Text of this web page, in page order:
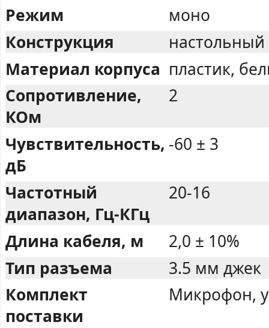
Режим
моно
Конструкция
настольный
Материал корпуса пластик,
Сопротивление,
КОм
2
Чувствительность,
дБ
-60 ± 3
Частотный
диапазон, Гц-КГц
20-16
Длина кабеля, м
2,0 ± 10%
Тип разъема
3.5 мм джек
Комплект
поставки
Микрофон,